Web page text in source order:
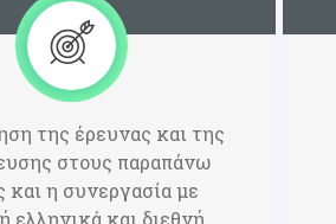
της έρευνας και της
στους παραπάνω
και η συνεργασία με
ελληνικά και διεθνή